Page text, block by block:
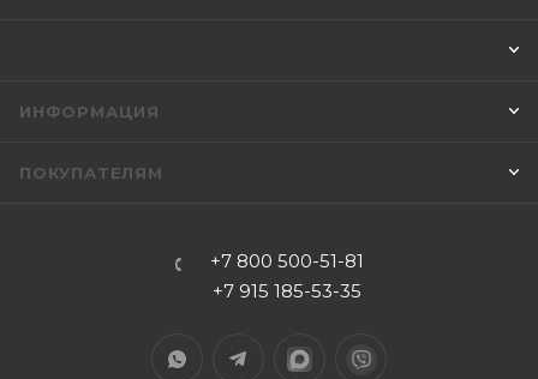
ИНФОРМАЦИЯ
ПОКУПАТЕЛЯМ
+7 800 500-51-81
+7 915 185-53-35